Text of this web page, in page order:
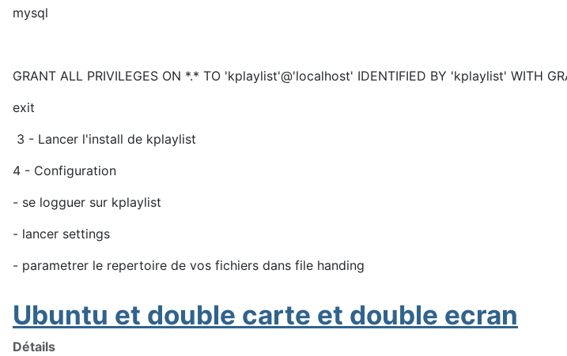
mysql
GRANT ALL PRIVILEGES ON *.* TO 'kplaylist'@'localhost' IDENTIFIED BY 'kplaylist' WITH
exit
3 - Lancer l'install de kplaylist
4 - Configuration
- se logguer sur kplaylist
- lancer settings
- parametrer le repertoire de vos fichiers dans file handing
Ubuntu et double carte et double ecran
Détails